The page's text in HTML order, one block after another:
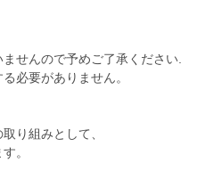
せんので予めご了承ください.
必要がありません。
り組みとして、
。